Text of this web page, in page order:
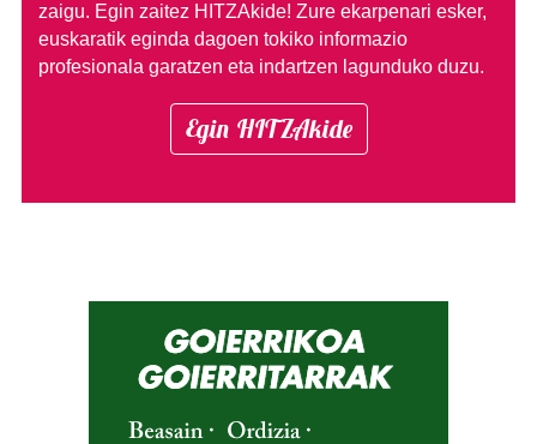
zaigu. Egin zaitez HITZAkide! Zure ekarpenari esker,
euskaratik eginda dagoen tokiko informazio
profesionala garatzen eta indartzen lagunduko duzu.
Egin HITZAkide